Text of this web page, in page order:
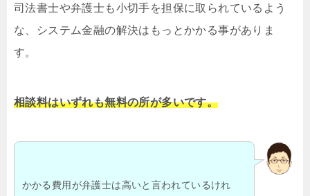
司法書士や弁護士も小切手を担保に取られているよう
な、システム金融の解決はもっとかかる事がありま
す。
相談料はいずれも無料の所が多いです。
かかる費用が弁護士は高いと言われているけれ